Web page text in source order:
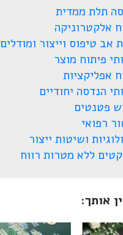
תלת ממדית
אלקטרוניקה
אב טיפוס וייצור ומודלים
פיתוח מוצר
אפליקציות
הנדסה יחודיים
פטנטים
רפואי
ושיטות ייצור
ללא מטרות רווח
אותך: